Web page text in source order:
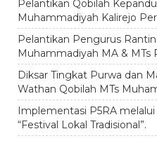
Pelantikan Qobilah
Muhammadiyah Kalirejo
Pelantikan Pengurus
Muhammadiyah MA & MTs
Diksar Tingkat Purwa dan
Wathan Qobilah MTs
Implementasi P5RA
“Festival Lokal Tradisional”.